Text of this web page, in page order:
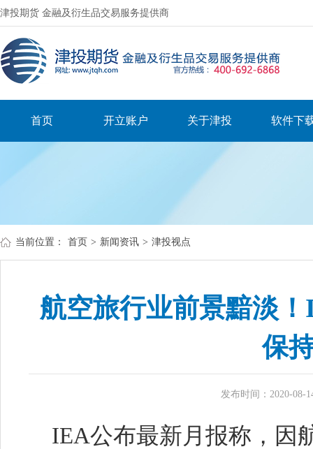
津投期货 金融及衍生品交易服务提供商
首页 开立账户 关于津投 软件下
当前位置： 首页 > 新闻资讯 > 津投视点
航空旅行业前景黯淡
保
发布时间：2020-08-
IEA公布最新月报称，因